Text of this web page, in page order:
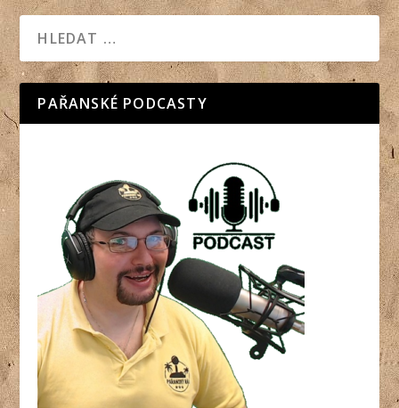
PAŘANSKÉ PODCASTY